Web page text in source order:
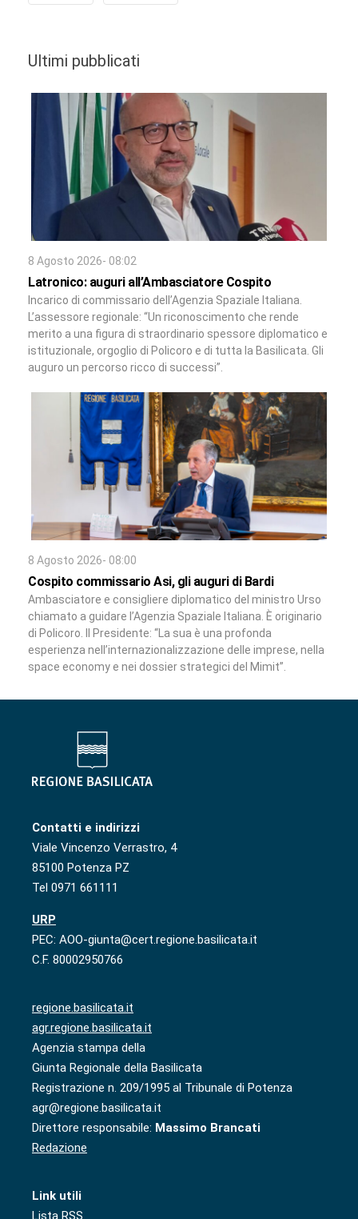
Ultimi pubblicati
8 Agosto 2026- 08:02
Latronico: auguri all’Ambasciatore Cospito
Incarico di commissario dell’Agenzia Spaziale Italiana.
L’assessore regionale: “Un riconoscimento che rende
merito a una figura di straordinario spessore diplomatico e
istituzionale, orgoglio di Policoro e di tutta la Basilicata. Gli
auguro un percorso ricco di successi”.
8 Agosto 2026- 08:00
Cospito commissario Asi, gli auguri di Bardi
Ambasciatore e consigliere diplomatico del ministro Urso
chiamato a guidare l’Agenzia Spaziale Italiana. È originario
di Policoro. Il Presidente: “La sua è una profonda
esperienza nell’internazionalizzazione delle imprese, nella
space economy e nei dossier strategici del Mimit”.
Contatti e indirizzi
Viale Vincenzo Verrastro, 4
85100 Potenza PZ
Tel 0971 661111
URP
PEC: AOO-giunta@cert.regione.basilicata.it
C.F. 80002950766
regione.basilicata.it
agr.regione.basilicata.it
Agenzia stampa della
Giunta Regionale della Basilicata
Registrazione n. 209/1995 al Tribunale di Potenza
agr@regione.basilicata.it
Direttore responsabile: Massimo Brancati
Redazione
Link utili
Lista RSS